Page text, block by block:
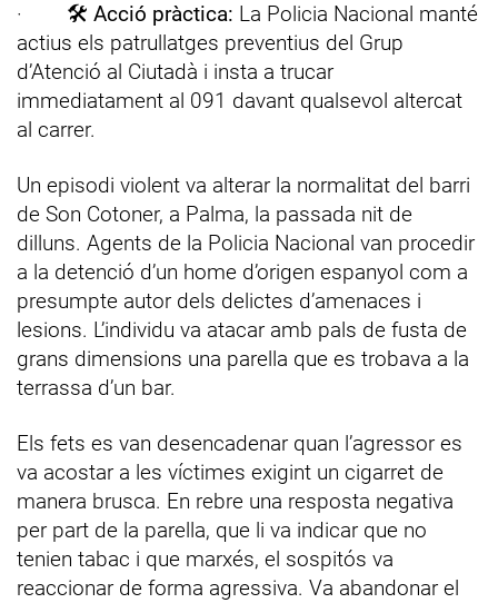
· 🛠️ Acció pràctica: La Policia Nacional manté
actius els patrullatges preventius del Grup
d’Atenció al Ciutadà i insta a trucar
immediatament al 091 davant qualsevol altercat
al carrer.
Un episodi violent va alterar la normalitat del barri
de Son Cotoner, a Palma, la passada nit de
dilluns. Agents de la Policia Nacional van procedir
a la detenció d’un home d’origen espanyol com a
presumpte autor dels delictes d’amenaces i
lesions. L’individu va atacar amb pals de fusta de
grans dimensions una parella que es trobava a la
terrassa d’un bar.
Els fets es van desencadenar quan l’agressor es
va acostar a les víctimes exigint un cigarret de
manera brusca. En rebre una resposta negativa
per part de la parella, que li va indicar que no
tenien tabac i que marxés, el sospitós va
reaccionar de forma agressiva. Va abandonar el